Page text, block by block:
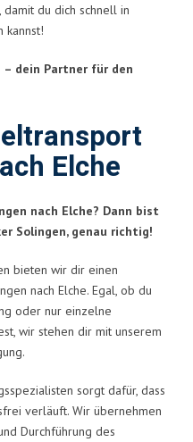
du dich schnell in
kannst!
– dein Partner für den
Elche
nach Elche? Dann bist
Solingen, genau richtig!
bieten wir dir einen
nach Elche. Egal, ob du
oder nur einzelne
wir stehen dir mit unserem
sorgt dafür, dass
verläuft. Wir übernehmen
Durchführung des